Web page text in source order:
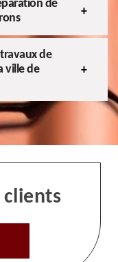
de
de
ville de
clients